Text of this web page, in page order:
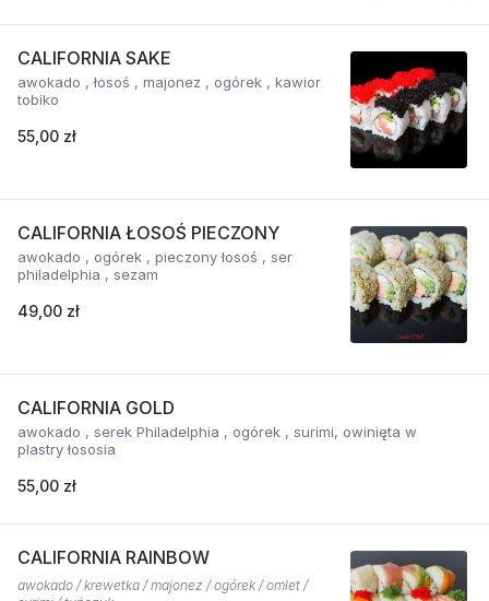
CALIFORNIA SAKE
awokado , łosoś , majonez , ogórek , kawior
tobiko
55,00 zł
CALIFORNIA ŁOSOŚ PIECZONY
awokado , ogórek , pieczony łosoś , ser
philadelphia , sezam
49,00 zł
CALIFORNIA GOLD
awokado , serek Philadelphia , ogórek , surimi, owinięta w
plastry łososia
55,00 zł
CALIFORNIA RAINBOW
awokado / krewetka / majonez / ogórek / omlet /